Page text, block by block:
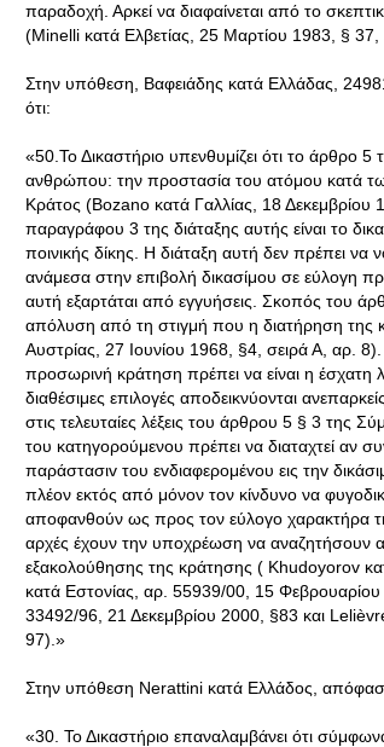
παραδοχή. Αρκεί να διαφαίνεται από το
(Minelli κατά Ελβετίας, 25 Μαρτίου 1983, § 37,
Στην υπόθεση, Βαφειάδης κατά Ελλάδας,
ότι:
«50.Το Δικαστήριο υπενθυμίζει ότι το άρθρο
ανθρώπου: την προστασία του ατόμου κατά
Κράτος (Bozano κατά Γαλλίας, 18
παραγράφου 3 της διάταξης αυτής είναι το
ποινικής δίκης. Η διάταξη αυτή δεν πρέπει να
ανάμεσα στην επιβολή δικασίμου σε εύλογη
αυτή εξαρτάται από εγγυήσεις. Σκοπός του
απόλυση από τη στιγμή που η διατήρηση της
Αυστρίας, 27 Ιουνίου 1968, §4, σειρά Α, αρ.
προσωρινή κράτηση πρέπει να είναι η έσχατη
διαθέσιμες επιλογές αποδεικνύονται
στις τελευταίες λέξεις του άρθρου 5 § 3
του κατηγορούμενου πρέπει να διαταχτεί αν
παράστασιv τoυ εvδιαφερoμέvoυ εις τηv
πλέον εκτός από μόνον τον κίνδυνο να
αποφανθούν ως προς τον εύλογο χαρακτήρα
αρχές έχουν την υποχρέωση να αναζητήσουν
εξακολούθησης της κράτησης ( Khudoyorov
κατά Εστονίας, αρ. 55939/00, 15
33492/96, 21 Δεκεμβρίου 2000, §83 και
97).»
Στην υπόθεση Nerattini κατά Ελλάδος, απόφαση
«30. Το Δικαστήριο επαναλαμβάνει ότι